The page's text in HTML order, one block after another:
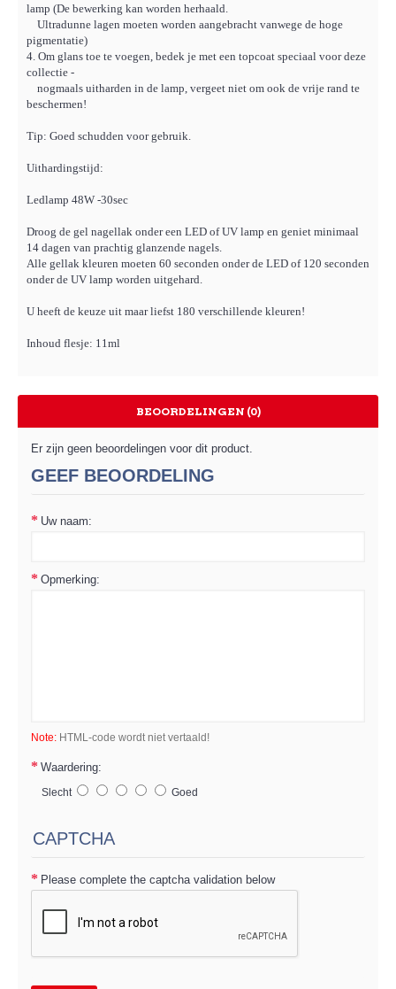
lamp (De bewerking kan worden herhaald.
Ultradunne lagen moeten worden aangebracht vanwege de hoge
pigmentatie)
4. Om glans toe te voegen, bedek je met een topcoat speciaal voor deze
collectie -
nogmaals uitharden in de lamp, vergeet niet om ook de vrije rand te
beschermen!
Tip: Goed schudden voor gebruik.
Uithardingstijd:
Ledlamp 48W -30sec
Droog de gel nagellak onder een LED of UV lamp en geniet minimaal
14 dagen van prachtig glanzende nagels.
Alle gellak kleuren moeten 60 seconden onder de LED of 120 seconden
onder de UV lamp worden uitgehard.
U heeft de keuze uit maar liefst 180 verschillende kleuren!
Inhoud flesje: 11ml
BEOORDELINGEN (0)
Er zijn geen beoordelingen voor dit product.
GEEF BEOORDELING
Uw naam:
Opmerking:
Note: HTML-code wordt niet vertaald!
Waardering:
Slecht Goed
CAPTCHA
Please complete the captcha validation below